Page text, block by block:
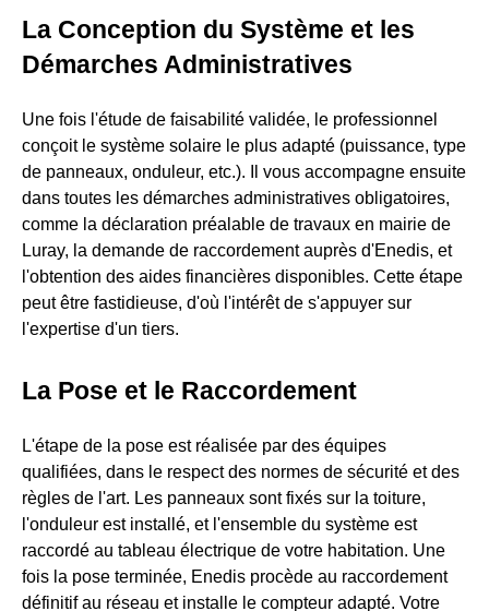
La Conception du Système et les
Démarches Administratives
Une fois l'étude de faisabilité validée, le professionnel
conçoit le système solaire le plus adapté (puissance, type
de panneaux, onduleur, etc.). Il vous accompagne ensuite
dans toutes les démarches administratives obligatoires,
comme la déclaration préalable de travaux en mairie de
Luray, la demande de raccordement auprès d'Enedis, et
l'obtention des aides financières disponibles. Cette étape
peut être fastidieuse, d'où l'intérêt de s'appuyer sur
l'expertise d'un tiers.
La Pose et le Raccordement
L'étape de la pose est réalisée par des équipes
qualifiées, dans le respect des normes de sécurité et des
règles de l'art. Les panneaux sont fixés sur la toiture,
l'onduleur est installé, et l'ensemble du système est
raccordé au tableau électrique de votre habitation. Une
fois la pose terminée, Enedis procède au raccordement
définitif au réseau et installe le compteur adapté. Votre